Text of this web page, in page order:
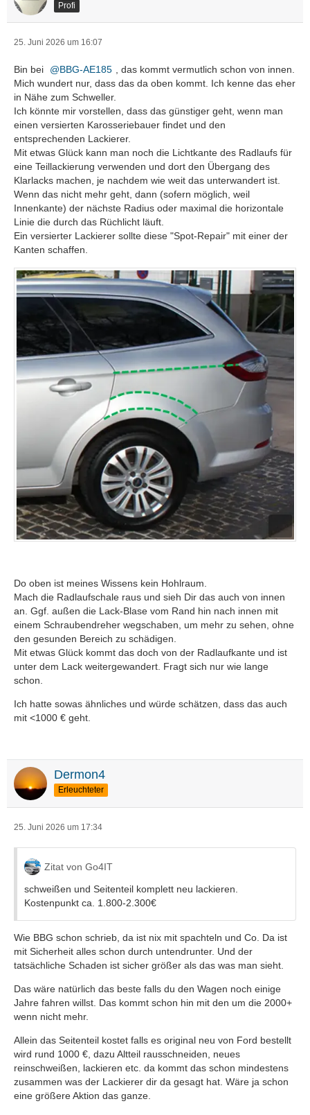
Profi
25. Juni 2026 um 16:07
Bin bei BBG-AE185
, das kommt vermutlich schon von innen.
Mich wundert nur, dass das da oben kommt. Ich kenne das eher
in Nähe zum Schweller.
Ich könnte mir vorstellen, dass das günstiger geht, wenn man
einen versierten Karosseriebauer findet und den
entsprechenden Lackierer.
Mit etwas Glück kann man noch die Lichtkante des Radlaufs für
eine Teillackierung verwenden und dort den Übergang des
Klarlacks machen, je nachdem wie weit das unterwandert ist.
Wenn das nicht mehr geht, dann (sofern möglich, weil
Innenkante) der nächste Radius oder maximal die horizontale
Linie die durch das Rüchlicht läuft.
Ein versierter Lackierer sollte diese "Spot-Repair" mit einer der
Kanten schaffen.
Do oben ist meines Wissens kein Hohlraum.
Mach die Radlaufschale raus und sieh Dir das auch von innen
an. Ggf. außen die Lack-Blase vom Rand hin nach innen mit
einem Schraubendreher wegschaben, um mehr zu sehen, ohne
den gesunden Bereich zu schädigen.
Mit etwas Glück kommt das doch von der Radlaufkante und ist
unter dem Lack weitergewandert. Fragt sich nur wie lange
schon.
Ich hatte sowas ähnliches und würde schätzen, dass das auch
mit <1000 € geht.
Dermon4
Erleuchteter
25. Juni 2026 um 17:34
Zitat von Go4IT
schweißen und Seitenteil komplett neu lackieren.
Kostenpunkt ca. 1.800-2.300€
Wie BBG schon schrieb, da ist nix mit spachteln und Co. Da ist
mit Sicherheit alles schon durch untendrunter. Und der
tatsächliche Schaden ist sicher größer als das was man sieht.
Das wäre natürlich das beste falls du den Wagen noch einige
Jahre fahren willst. Das kommt schon hin mit den um die 2000+
wenn nicht mehr.
Allein das Seitenteil kostet falls es original neu von Ford bestellt
wird rund 1000 €, dazu Altteil rausschneiden, neues
reinschweißen, lackieren etc. da kommt das schon mindestens
zusammen was der Lackierer dir da gesagt hat. Wäre ja schon
eine größere Aktion das ganze.